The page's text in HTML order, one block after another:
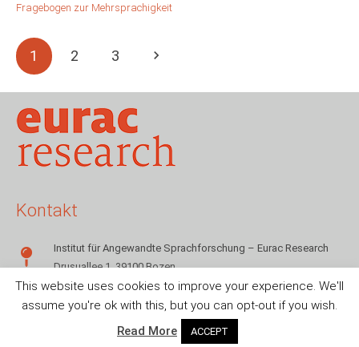
Fragebogen zur Mehrsprachigkeit
1 2 3
Kontakt
Institut für Angewandte Sprachforschung – Eurac Research
Drusuallee 1, 39100 Bozen
+39 0471 055142
sms.info@eurac.edu
This website uses cookies to improve your experience. We'll
assume you're ok with this, but you can opt-out if you wish.
Read More
ACCEPT